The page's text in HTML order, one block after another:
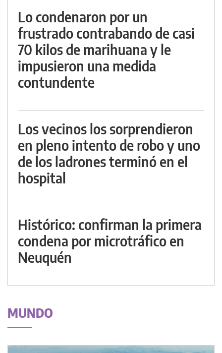
Lo condenaron por un
frustrado contrabando de casi
70 kilos de marihuana y le
impusieron una medida
contundente
Los vecinos los sorprendieron
en pleno intento de robo y uno
de los ladrones terminó en el
hospital
Histórico: confirman la primera
condena por microtráfico en
Neuquén
MUNDO